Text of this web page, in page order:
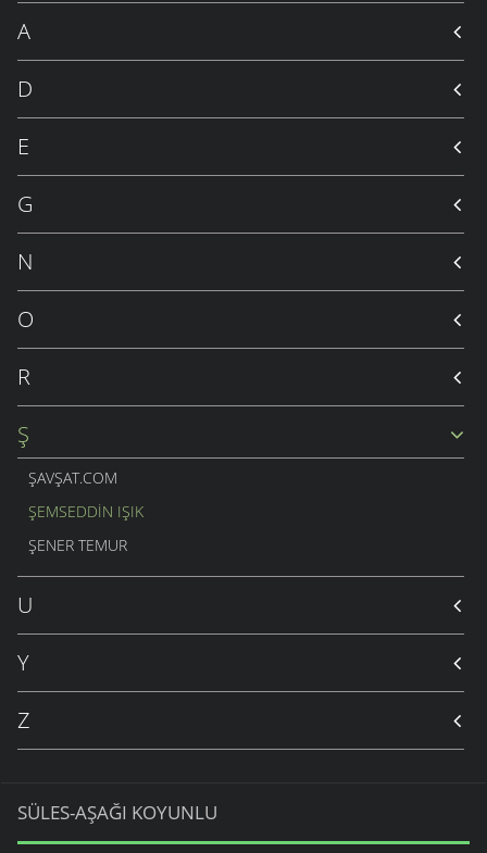
A
D
E
G
N
O
R
Ş
ŞAVŞAT.COM
ŞEMSEDDIN IŞIK
ŞENER TEMUR
U
Y
Z
SÜLES-AŞAĞI KOYUNLU